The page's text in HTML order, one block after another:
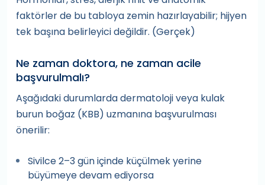
faktörler de bu tabloya zemin hazırlayabilir; hijyen
tek başına belirleyici değildir. (Gerçek)
Ne zaman doktora, ne zaman acile
başvurulmalı?
Aşağıdaki durumlarda dermatoloji veya kulak
burun boğaz (KBB) uzmanına başvurulması
önerilir:
Sivilce 2–3 gün içinde küçülmek yerine
büyümeye devam ediyorsa